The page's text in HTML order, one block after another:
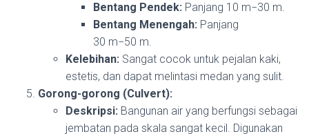
Bentang Pendek: Panjang 10 m−30 m.
Bentang Menengah: Panjang
30 m−50 m.
Kelebihan: Sangat cocok untuk pejalan kaki,
estetis, dan dapat melintasi medan yang sulit.
Gorong-gorong (Culvert):
Deskripsi: Bangunan air yang berfungsi sebagai
jembatan pada skala sangat kecil. Digunakan